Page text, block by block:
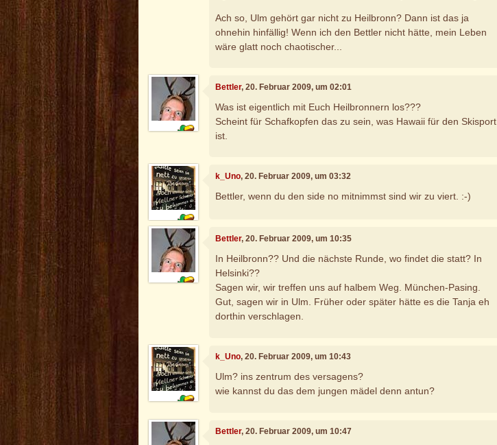
Ach so, Ulm gehört gar nicht zu Heilbronn? Dann ist das ja
ohnehin hinfällig! Wenn ich den Bettler nicht hätte, mein Leben
wäre glatt noch chaotischer...
Bettler, 20. Februar 2009, um 02:01
Was ist eigentlich mit Euch Heilbronnern los???
Scheint für Schafkopfen das zu sein, was Hawaii für den Skisport
ist.
k_Uno, 20. Februar 2009, um 03:32
Bettler, wenn du den side no mitnimmst sind wir zu viert. :-)
Bettler, 20. Februar 2009, um 10:35
In Heilbronn?? Und die nächste Runde, wo findet die statt? In
Helsinki??
Sagen wir, wir treffen uns auf halbem Weg. München-Pasing.
Gut, sagen wir in Ulm. Früher oder später hätte es die Tanja eh
dorthin verschlagen.
k_Uno, 20. Februar 2009, um 10:43
Ulm? ins zentrum des versagens?
wie kannst du das dem jungen mädel denn antun?
Bettler, 20. Februar 2009, um 10:47